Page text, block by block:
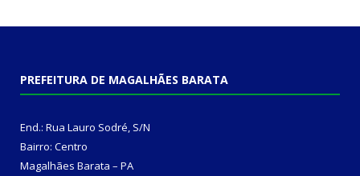
PREFEITURA DE MAGALHÃES BARATA
End.: Rua Lauro Sodré, S/N
Bairro: Centro
Magalhães Barata – PA